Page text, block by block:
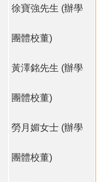
徐寶強先生 (辦學
團體校董)
黃澤銘先生 (辦學
團體校董)
勞月媚女士 (辦學
團體校董)